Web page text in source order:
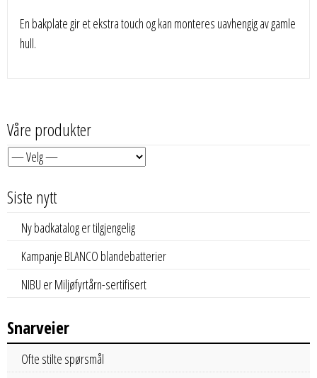
En bakplate gir et ekstra touch og kan monteres uavhengig av gamle
hull.
Våre produkter
Siste nytt
Ny badkatalog er tilgjengelig
Kampanje BLANCO blandebatterier
NIBU er Miljøfyrtårn-sertifisert
Snarveier
Ofte stilte spørsmål